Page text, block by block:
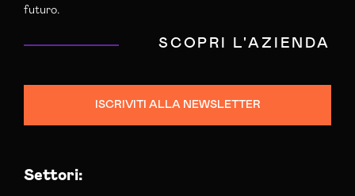
futuro.
SCOPRI L'AZIENDA
ISCRIVITI ALLA NEWSLETTER
Settori: